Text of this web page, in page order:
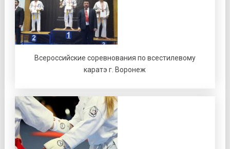
Всероссийские соревнования по всестилевому
каратэ г. Воронеж